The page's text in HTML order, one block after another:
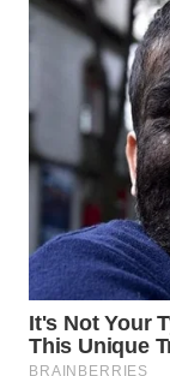
DESA
WISATA
LAPAK
WAHANA
Wahana
KONSUMEN
LISTRIK
MASYARAKAT